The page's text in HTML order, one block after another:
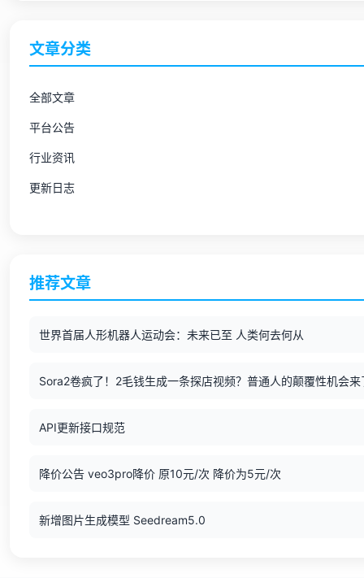
文章分类
全部文章
平台公告
行业资讯
更新日志
推荐文章
世界首届人形机器人运动会：未来已至 人类何去何从
Sora2卷疯了！2毛钱生成一条探店视频？普通人的颠覆性机会来
API更新接口规范
降价公告 veo3pro降价 原10元/次 降价为5元/次
新增图片生成模型 Seedream5.0